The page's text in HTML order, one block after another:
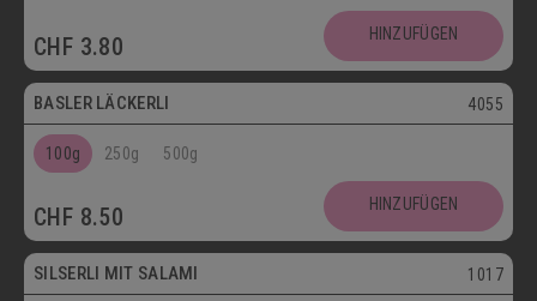
SÜSSGEBÄCK
KUCHEN/TORTEN/CAKES/WÄHEN LÄGGERLI
SCHOKOLADENSPEZIALITÄTEN
MAIKÄFER
SALZIGE KÖSTLICHKEITEN
CHF 3.80 HINZUFÜGEN
Vegetarisch
BASLER LÄCKERLI 4055
100g 250g 500g
CHF 8.50 HINZUFÜGEN
SILSERLI MIT SALAMI 1017